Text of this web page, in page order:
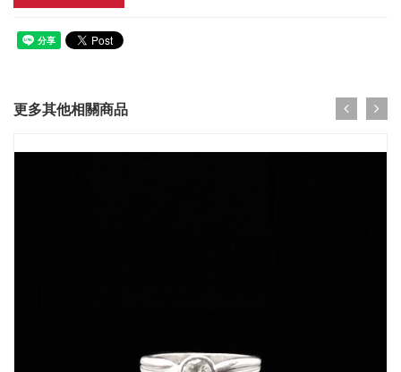
更多其他相關商品